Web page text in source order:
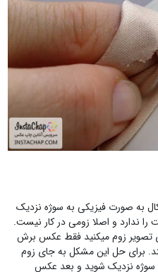
به صورت فیزیکی به سوژه نزدیک
را ندارد و اصلا زومی در کار نیست.
تصویر زوم میکنید فقط عکس برش
برای حل این مشکل به جای زوم
سوژه نزدیک شوید و بعد عکس